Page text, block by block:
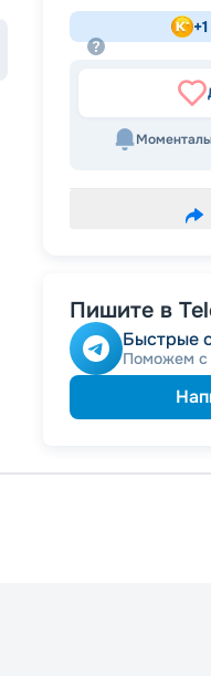
+
Пишите в
Быстрые
Поможем с